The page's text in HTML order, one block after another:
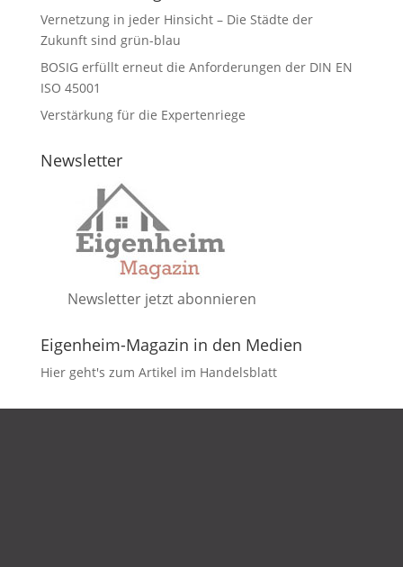
Vernetzung in jeder Hinsicht – Die Städte der
Zukunft sind grün-blau
BOSIG erfüllt erneut die Anforderungen der DIN EN
ISO 45001
Verstärkung für die Expertenriege
Newsletter
Newsletter jetzt abonnieren
Eigenheim-Magazin in den Medien
Hier geht's zum Artikel im Handelsblatt
DATENSCHUTZ